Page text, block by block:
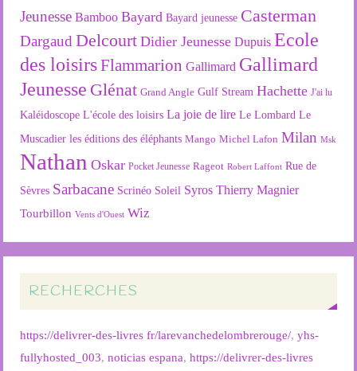
Jeunesse Bamboo Bayard Bayard jeunesse Casterman
Dargaud Delcourt Didier Jeunesse Dupuis Ecole
des loisirsFlammarion Gallimard Gallimard
Jeunesse Glénat Grand Angle Gulf Stream Hachette J'ai lu
Kaléidoscope L'école des loisirs La joie de lire Le Lombard Le
Muscadier les éditions des éléphants Mango Michel Lafon Milan Msk
Nathan Oskar Pocket Jeunesse Rageot Robert Laffont Rue de
Sèvres Sarbacane Scrinéo Soleil Syros Thierry Magnier
Tourbillon Vents d'Ouest Wiz
RECHERCHES
https://delivrer-des-livres fr/larevanchedelombrerouge/,yhs-
fullyhosted_003,noticias espana,https://delivrer-des-livres